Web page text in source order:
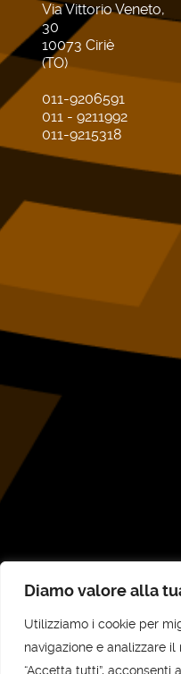
Diamo valore alla
Utilizziamo i cookie per
navigazione e analizzare
“Accetta tutti”, acconsenti
Via Vittorio Veneto,
30
10073 Ciriè
(TO)
011-9206591
011 - 9211992
011-9215318
© UNI-
UNI-COM STP SRL - Sede